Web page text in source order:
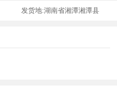
发货地:湖南省湘潭湘潭县